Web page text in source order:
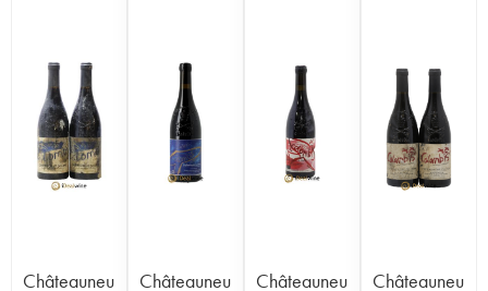
Châteauneu
Châteauneu
Châteauneu
Châteauneu